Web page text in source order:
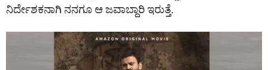
ನಿರ್ದೇಶಕನಾಗಿ ನನಗೂ ಆ ಜವಾಬ್ದಾರಿ ಇರುತ್ತೆ.